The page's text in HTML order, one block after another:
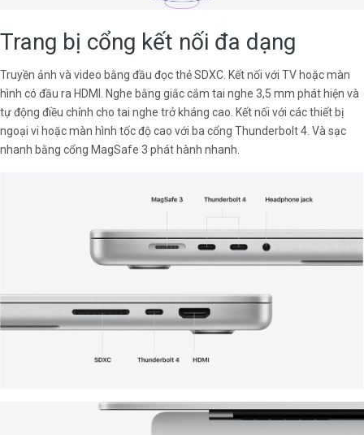
Trang bị cổng kết nối đa dạng
Truyền ảnh và video bằng đầu đọc thẻ SDXC. Kết nối với TV hoặc màn
hình có đầu ra HDMI. Nghe bằng giắc cắm tai nghe 3,5 mm phát hiện và
tự động điều chỉnh cho tai nghe trở kháng cao. Kết nối với các thiết bị
ngoại vi hoặc màn hình tốc độ cao với ba cổng Thunderbolt 4. Và sạc
nhanh bằng cổng MagSafe 3 phát hành nhanh.